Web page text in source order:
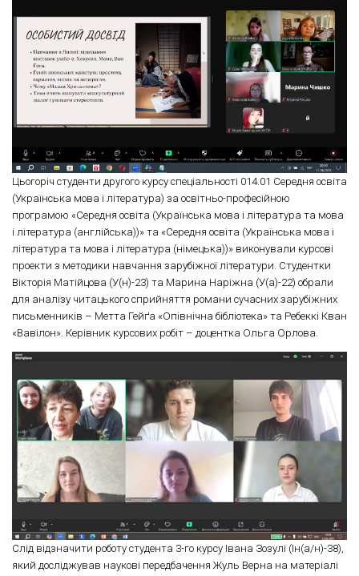
Цьогоріч студенти другого курсу спеціальності 014.01 Середня освіта
(Українська мова і література) за освітньо-професійною
програмою «Середня освіта (Українська мова і література та мова
і література (англійська))» та «Середня освіта (Українська мова і
література та мова і література (німецька))» виконували курсові
проекти з методики навчання зарубіжної літератури. Студентки
Вікторія Матійцова (У(н)-23) та Марина Наріжна (У(а)-22) обрали
для аналізу читацького сприйняття романи сучасних зарубіжних
письменників – Метта Гейґа «Опівнічна бібліотека» та Ребеккі Кван
«Вавілон». Керівник курсових робіт – доцентка Ольга Орлова.
Слід відзначити роботу студента 3-го курсу Івана Зозулі (Ін(а/н)-38),
який досліджував наукові передбачення Жуль Верна на матеріалі